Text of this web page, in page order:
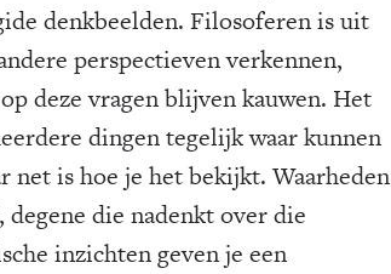
denkbeelden. Filosoferen is uit
perspectieven verkennen,
deze vragen blijven kauwen. Het
dingen tegelijk waar kunnen
net is hoe je het bekijkt. Waarheden
die nadenkt over die
inzichten geven je een